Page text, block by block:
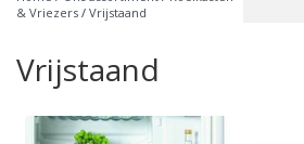
& Vriezers / Vrijstaand
Vrijstaand